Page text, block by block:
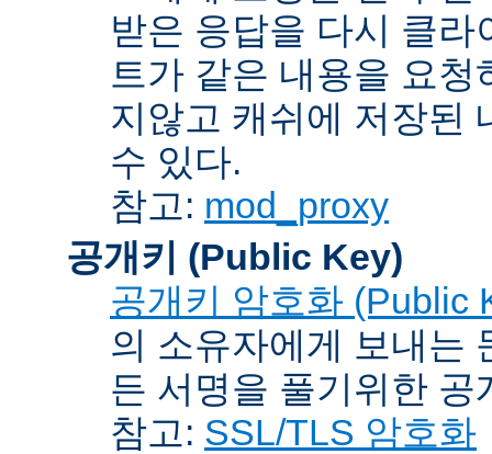
받은 응답을 다시 클
트가 같은 내용을 요
지않고 캐쉬에 저장된
수 있다.
참고: mod_proxy
공개키 (Public Key)
공개키 암호화 (Public
의 소유자에게 보내는
든 서명을 풀기위한 공
참고: SSL/TLS 암호화